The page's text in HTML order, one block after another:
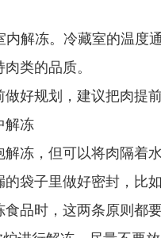
内解冻。冷藏室的温
类的品质。
好规划，建议把肉提
解冻
冻，但可以将肉隔着
袋子里做好密封，比
品时，这两条原则都